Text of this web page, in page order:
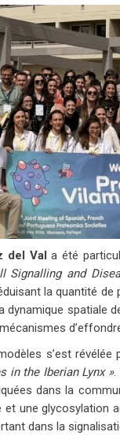
del Val a été
Signalling and
la quantité
spatiale
s’est
in the Iberian Lynx ».
dans la
une glycosylation
dans la